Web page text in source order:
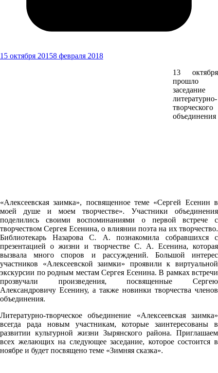
15 октября 20158 февраля 2018
13 октября
прошло
заседание
литературно-
творческого
объединения
«Алексеевская заимка», посвященное теме «Сергей Есенин в
моей душе и моем творчестве». Участники объединения
поделились своими воспоминаниями о первой встрече с
творчеством Сергея Есенина, о влиянии поэта на их творчество.
Библиотекарь Назарова С. А. познакомила собравшихся с
презентацией о жизни и творчестве С. А. Есенина, которая
вызвала много споров и рассуждений. Большой интерес
участников «Алексеевской заимки» проявили к виртуальной
экскурсии по родным местам Сергея Есенина. В рамках встречи
прозвучали произведения, посвященные Сергею
Александровичу Есенину, а также новинки творчества членов
объединения.
Литературно-творческое объединение «Алексеевская заимка»
всегда рада новым участникам, которые заинтересованы в
развитии культурной жизни Зырянского района. Приглашаем
всех желающих на следующее заседание, которое состоится в
ноябре и будет посвящено теме «Зимняя сказка».